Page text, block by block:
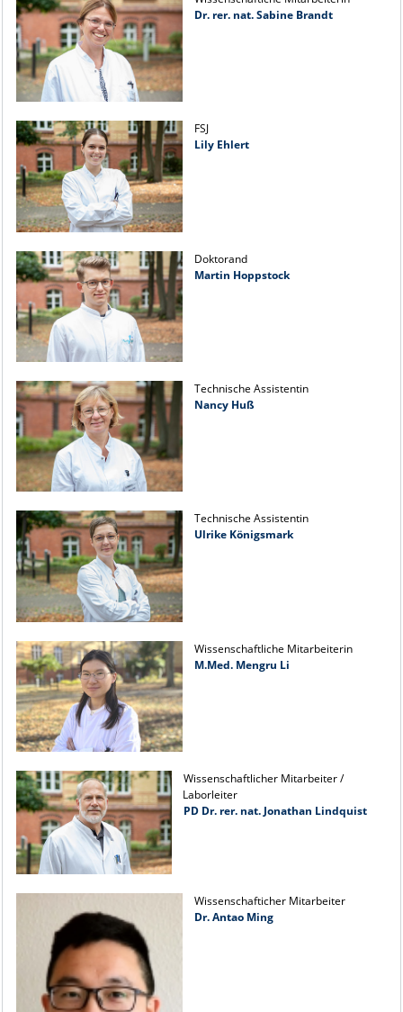
Dr. rer. nat. Sabine Brandt
FSJ
Lily Ehlert
Doktorand
Martin Hoppstock
Technische Assistentin
Nancy Huß
Technische Assistentin
Ulrike Königsmark
Wissenschaftliche Mitarbeiterin
M.Med. Mengru Li
Wissenschaftlicher Mitarbeiter /
Laborleiter
PD Dr. rer. nat. Jonathan Lindquist
Wissenschafticher Mitarbeiter
Dr. Antao Ming